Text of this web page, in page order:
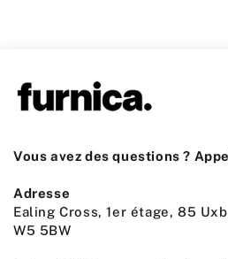
Vous avez des questions ?
Adresse
Ealing Cross, 1er étage, 85
W5 5BW